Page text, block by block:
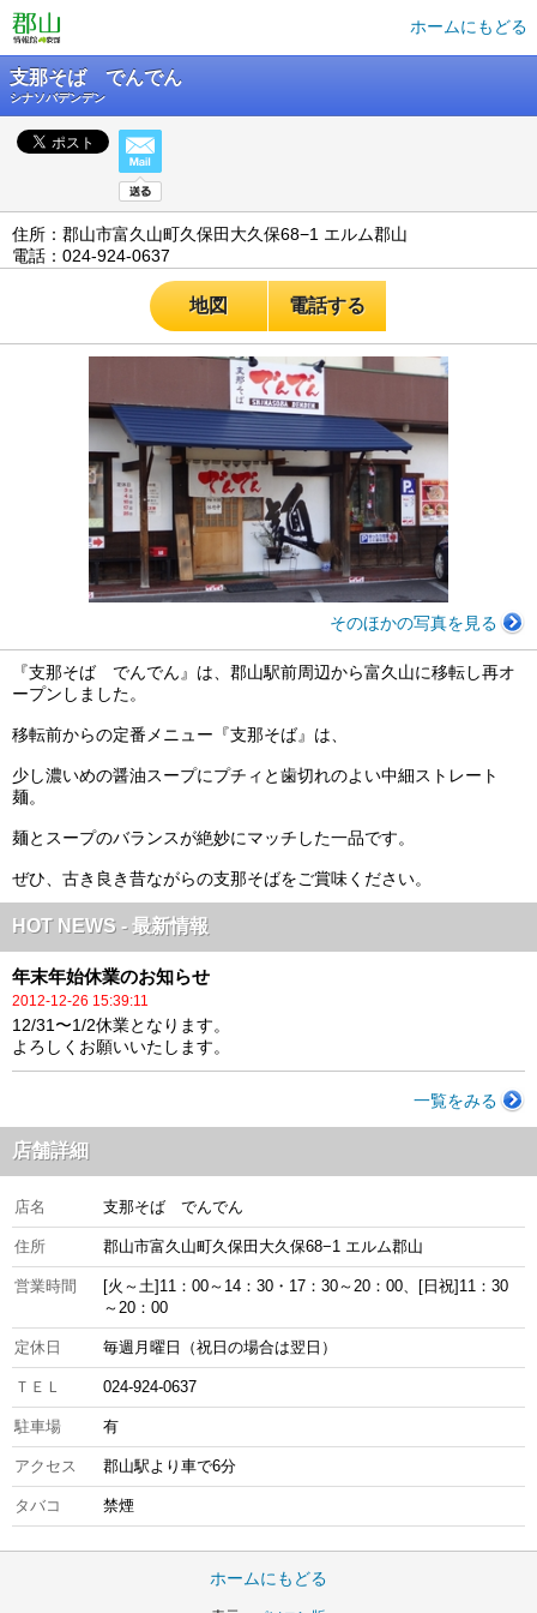
ホームにもどる
支那そば でんでん
シナソバデンデン
住所：郡山市富久山町久保田大久保68−1 エルム郡山
電話：024-924-0637
地図 電話する
そのほかの写真を見る
『支那そば でんでん』は、郡山駅前周辺から富久山に移転し再オ
ープンしました。
移転前からの定番メニュー『支那そば』は、
少し濃いめの醤油スープにプチィと歯切れのよい中細ストレート
麺。
麺とスープのバランスが絶妙にマッチした一品です。
ぜひ、古き良き昔ながらの支那そばをご賞味ください。
HOT NEWS - 最新情報
年末年始休業のお知らせ
2012-12-26 15:39:11
12/31〜1/2休業となります。
よろしくお願いいたします。
一覧をみる
店舗詳細
店名 支那そば でんでん
住所 郡山市富久山町久保田大久保68−1 エルム郡山
営業時間
[火～土]11：00～14：30・17：30～20：00、[日祝]11：30
～20：00
定休日 毎週月曜日（祝日の場合は翌日）
ＴＥＬ 024-924-0637
駐車場 有
アクセス 郡山駅より車で6分
タバコ 禁煙
ホームにもどる